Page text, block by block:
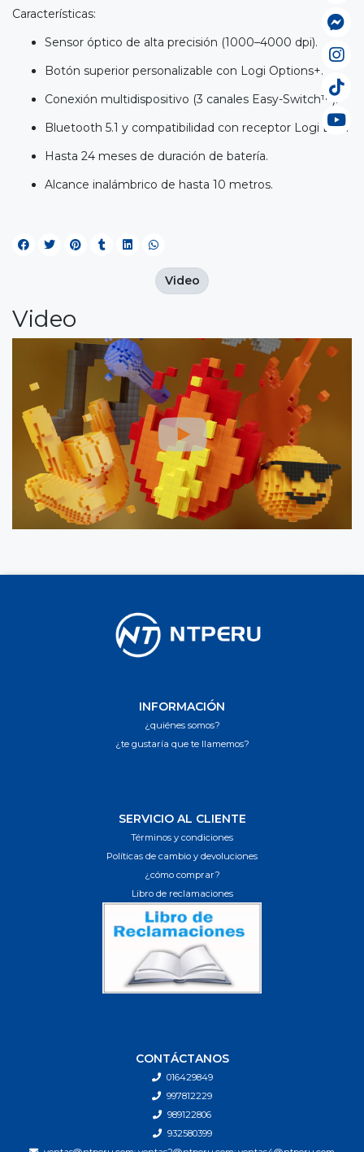
Características:
Sensor óptico de alta precisión (1000–4000 dpi).
Botón superior personalizable con Logi Options+.
Conexión multidispositivo (3 canales Easy-Switch™).
Bluetooth 5.1 y compatibilidad con receptor Logi Bolt.
Hasta 24 meses de duración de batería.
Alcance inalámbrico de hasta 10 metros.
Video
Video
INFORMACIÓN
¿quiénes somos?
¿te gustaría que te llamemos?
SERVICIO AL CLIENTE
Términos y condiciones
Políticas de cambio y devoluciones
¿cómo comprar?
Libro de reclamaciones
CONTÁCTANOS
016429849
997812229
989122806
932580399